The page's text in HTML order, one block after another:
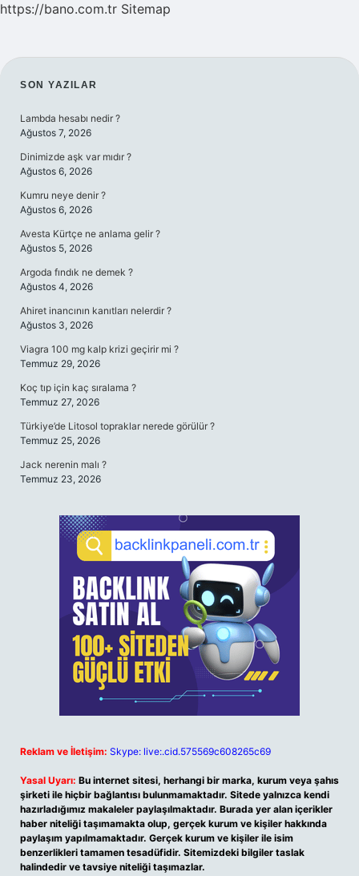
https://bano.com.tr Sitemap
SIDEBAR
SON YAZILAR
Lambda hesabı nedir ?
Ağustos 7, 2026
Dinimizde aşk var mıdır ?
Ağustos 6, 2026
Kumru neye denir ?
Ağustos 6, 2026
Avesta Kürtçe ne anlama gelir ?
Ağustos 5, 2026
Argoda fındık ne demek ?
Ağustos 4, 2026
Ahiret inancının kanıtları nelerdir ?
Ağustos 3, 2026
Viagra 100 mg kalp krizi geçirir mi ?
Temmuz 29, 2026
Koç tıp için kaç sıralama ?
Temmuz 27, 2026
Türkiye’de Litosol topraklar nerede görülür ?
Temmuz 25, 2026
Jack nerenin malı ?
Temmuz 23, 2026
Reklam ve İletişim: Skype: live:.cid.575569c608265c69
Yasal Uyarı: Bu internet sitesi, herhangi bir marka, kurum veya şahıs
şirketi ile hiçbir bağlantısı bulunmamaktadır. Sitede yalnızca kendi
hazırladığımız makaleler paylaşılmaktadır. Burada yer alan içerikler
haber niteliği taşımamakta olup, gerçek kurum ve kişiler hakkında
paylaşım yapılmamaktadır. Gerçek kurum ve kişiler ile isim
benzerlikleri tamamen tesadüfidir. Sitemizdeki bilgiler taslak
halindedir ve tavsiye niteliği taşımazlar.